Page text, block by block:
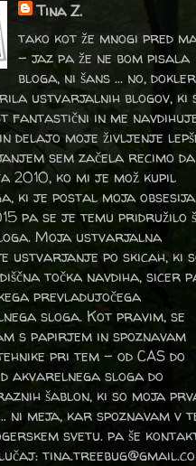
Tina Z.
tako kot že mnogi pred
- jaz pa že ne bom pisala
bloga, ni šans ... no, dokler
ustvarjalnih blogov, ki
fantastični in me
delajo moje življenje
sem začela recimo da
2010, ko mi je mož kupil
ki je postal moja
pa se je temu pridružilo
Moja ustvarjalna
ustvarjanje po skicah, ki
točka navdiha, sicer
prevladujočega
sloga. Kot pravim, se
s papirjem in spoznavam
pri tem – od CAS do
akvarelnega sloga do
šablon, ki so moja
ni meja, kar spoznavam v
svetu. pa še